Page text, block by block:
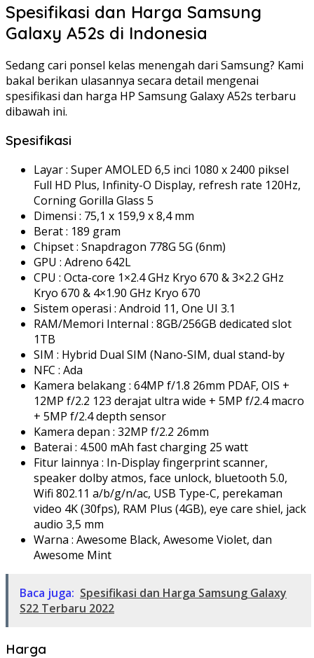
Spesifikasi dan Harga Samsung
Galaxy A52s di Indonesia
Sedang cari ponsel kelas menengah dari Samsung? Kami
bakal berikan ulasannya secara detail mengenai
spesifikasi dan harga HP Samsung Galaxy A52s terbaru
dibawah ini.
Spesifikasi
Layar : Super AMOLED 6,5 inci 1080 x 2400 piksel
Full HD Plus, Infinity-O Display, refresh rate 120Hz,
Corning Gorilla Glass 5
Dimensi : 75,1 x 159,9 x 8,4 mm
Berat : 189 gram
Chipset : Snapdragon 778G 5G (6nm)
GPU : Adreno 642L
CPU : Octa-core 1×2.4 GHz Kryo 670 & 3×2.2 GHz
Kryo 670 & 4×1.90 GHz Kryo 670
Sistem operasi : Android 11, One UI 3.1
RAM/Memori Internal : 8GB/256GB dedicated slot
1TB
SIM : Hybrid Dual SIM (Nano-SIM, dual stand-by
NFC : Ada
Kamera belakang : 64MP f/1.8 26mm PDAF, OIS +
12MP f/2.2 123 derajat ultra wide + 5MP f/2.4 macro
+ 5MP f/2.4 depth sensor
Kamera depan : 32MP f/2.2 26mm
Baterai : 4.500 mAh fast charging 25 watt
Fitur lainnya : In-Display fingerprint scanner,
speaker dolby atmos, face unlock, bluetooth 5.0,
Wifi 802.11 a/b/g/n/ac, USB Type-C, perekaman
video 4K (30fps), RAM Plus (4GB), eye care shiel, jack
audio 3,5 mm
Warna : Awesome Black, Awesome Violet, dan
Awesome Mint
Baca juga: Spesifikasi dan Harga Samsung Galaxy
S22 Terbaru 2022
Harga